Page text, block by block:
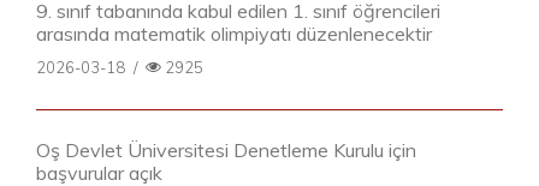
9. sınıf tabanında kabul edilen 1. sınıf öğrencileri
arasında matematik olimpiyatı düzenlenecektir
2026-03-18 / 2925
Oş Devlet Üniversitesi Denetleme Kurulu için
başvurular açık